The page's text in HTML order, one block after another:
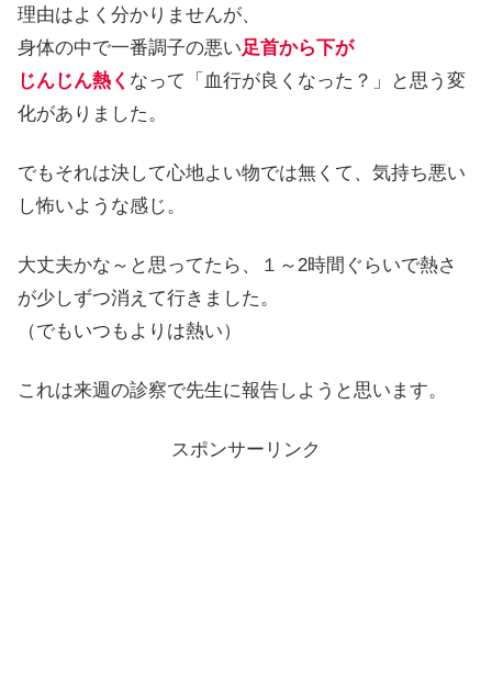
理由はよく分かりませんが、
身体の中で一番調子の悪い足首から下が
じんじん熱く なって「血行が良くなった？」と思う変
化がありました。
でもそれは決して心地よい物では無くて、気持ち悪い
し怖いような感じ。
大丈夫かな～と思ってたら、１～2時間ぐらいで熱さ
が少しずつ消えて行きました。
（でもいつもよりは熱い）
これは来週の診察で先生に報告しようと思います。
スポンサーリンク